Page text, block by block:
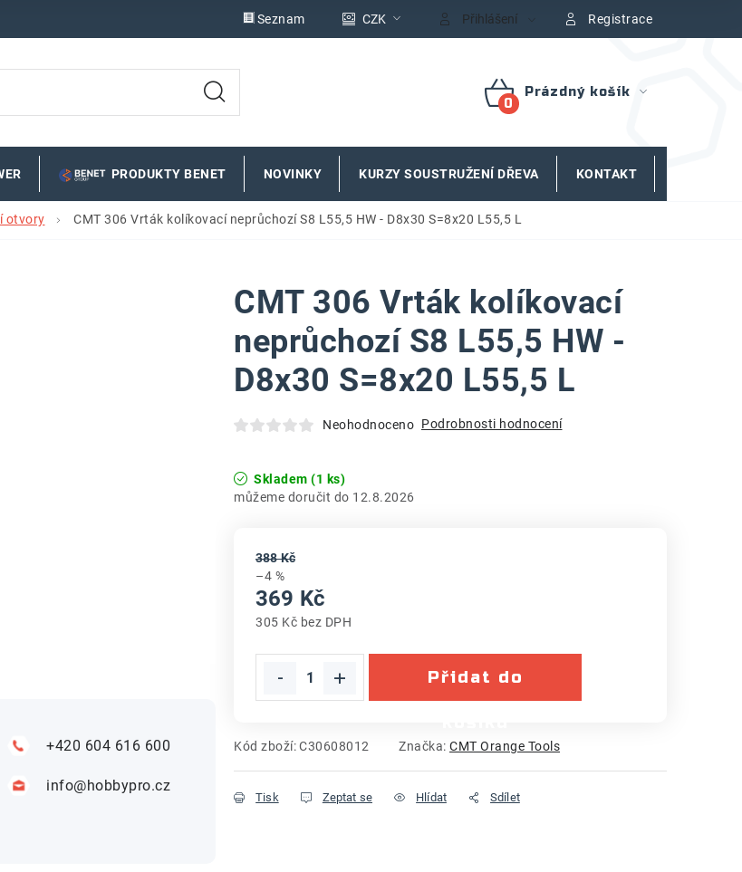
Seznam CZK Přihlášení Registrace
NÁKUPNÍ
Prázdný košík
PRODUKTY BENET NOVINKY KURZY SOUSTRUŽENÍ DŘEVA KONTAKT
otvory CMT 306 Vrták kolíkovací neprůchozí S8 L55,5 HW - D8x30 S=8x20 L55,5 L
CMT 306 Vrták kolíkovací
neprůchozí S8 L55,5 HW -
D8x30 S=8x20 L55,5 L
Neohodnoceno Podrobnosti hodnocení
Skladem (1 ks)
12.8.2026
388 Kč
–4 %
369 Kč
305 Kč bez DPH
Přidat do
Kód zboží:C30608012 Značka: CMT Orange Tools
Tisk Zeptat se Hlídat Sdílet
+420 604 616 600
info@hobbypro.cz